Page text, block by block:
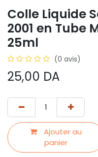
Colle Liquide
2001 en Tube
25ml
(0 avis)
25,00 DA
Ajouter au
panier